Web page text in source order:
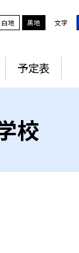
白地 黒地 文字
予定表
校